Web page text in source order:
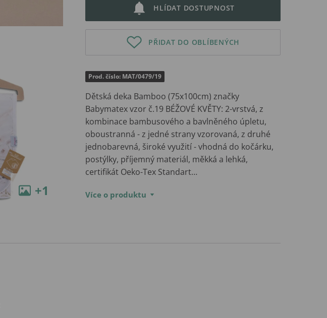
HLÍDAT DOSTUPNOST
PŘIDAT DO OBLÍBENÝCH
Prod. číslo: MAT/0479/19
Dětská deka Bamboo (75x100cm) značky
Babymatex vzor č.19 BÉŽOVÉ KVĚTY: 2-vrstvá, z
kombinace bambusového a bavlněného úpletu,
oboustranná - z jedné strany vzorovaná, z druhé
jednobarevná, široké využití - vhodná do kočárku,
postýlky, příjemný materiál, měkká a lehká,
certifikát Oeko-Tex Standart…
Více o produktu
+1